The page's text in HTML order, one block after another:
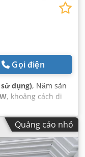
Gọi điện
dụng), Năm sản
, khoảng cách di
Quảng cáo nhỏ